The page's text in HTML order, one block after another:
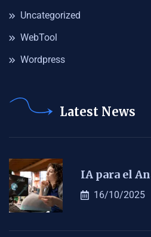
Uncategorized
WebTool
Wordpress
Latest News
IA para el
16/10/2025